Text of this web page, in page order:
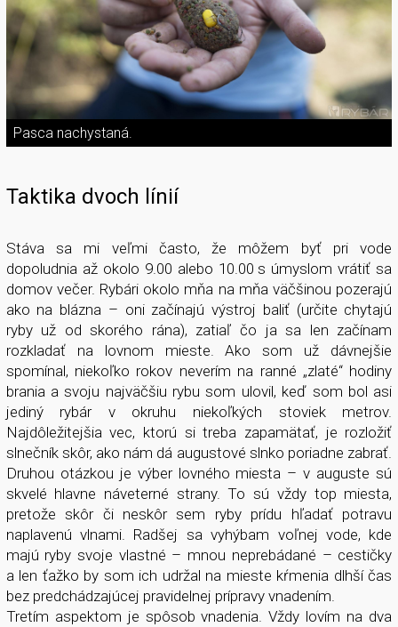
Pasca nachystaná.
Taktika dvoch línií
Stáva sa mi veľmi často, že môžem byť pri vode
dopoludnia až okolo 9.00 alebo 10.00 s úmyslom vrátiť sa
domov večer. Rybári okolo mňa na mňa väčšinou pozerajú
ako na blázna – oni začínajú výstroj baliť (určite chytajú
ryby už od skorého rána), zatiaľ čo ja sa len začínam
rozkladať na lovnom mieste. Ako som už dávnejšie
spomínal, niekoľko rokov neverím na ranné „zlaté“ hodiny
brania a svoju najväčšiu rybu som ulovil, keď som bol asi
jediný rybár v okruhu niekoľkých stoviek metrov.
Najdôležitejšia vec, ktorú si treba zapamätať, je rozložiť
slnečník skôr, ako nám dá augustové slnko poriadne zabrať.
Druhou otázkou je výber lovného miesta – v auguste sú
skvelé hlavne náveterné strany. To sú vždy top miesta,
pretože skôr či neskôr sem ryby prídu hľadať potravu
naplavenú vlnami. Radšej sa vyhýbam voľnej vode, kde
majú ryby svoje vlastné – mnou neprebádané – cestičky
a len ťažko by som ich udržal na mieste kŕmenia dlhší čas
bez predchádzajúcej pravidelnej prípravy vnadením.
Tretím aspektom je spôsob vnadenia. Vždy lovím na dva